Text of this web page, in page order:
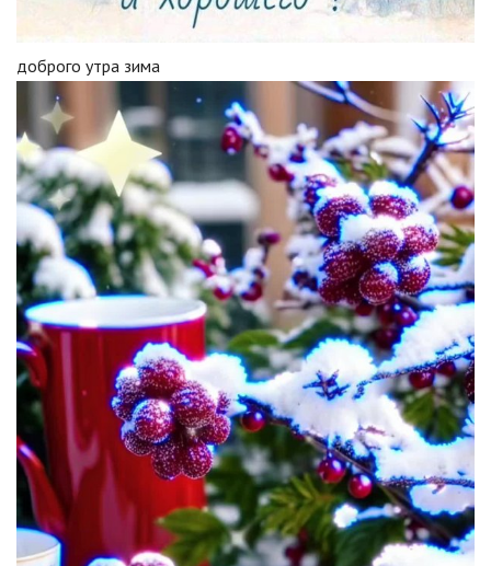
доброго утра зима